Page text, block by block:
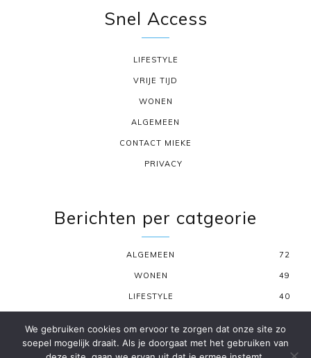
Snel Access
LIFESTYLE
VRIJE TIJD
WONEN
ALGEMEEN
CONTACT MIEKE
PRIVACY
Berichten per catgeorie
ALGEMEEN 72
WONEN 49
LIFESTYLE 40
MODE & FASHION
We gebruiken cookies om ervoor te zorgen dat onze site zo
soepel mogelijk draait. Als je doorgaat met het gebruiken van